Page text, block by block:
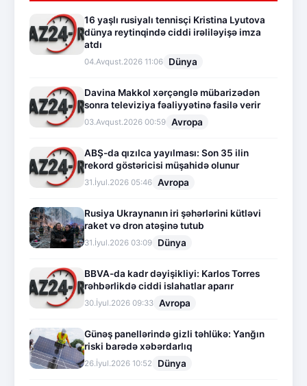
16 yaşlı rusiyalı tennisçi Kristina Lyutova
dünya reytinqində ciddi irəliləyişə imza
atdı
04.Avqust.2026 11:06 Dünya
Davina Makkol xərçənglə mübarizədən
sonra televiziya fəaliyyətinə fasilə verir
03.Avqust.2026 00:59 Avropa
ABŞ-da qızılca yayılması: Son 35 ilin
rekord göstəricisi müşahidə olunur
31.İyul.2026 05:46 Avropa
Rusiya Ukraynanın iri şəhərlərini kütləvi
raket və dron atəşinə tutub
31.İyul.2026 03:09 Dünya
BBVA-da kadr dəyişikliyi: Karlos Torres
rəhbərlikdə ciddi islahatlar aparır
30.İyul.2026 09:33 Avropa
Günəş panellərində gizli təhlükə: Yanğın
riski barədə xəbərdarlıq
26.İyul.2026 10:52 Dünya